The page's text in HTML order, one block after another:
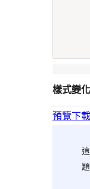
樣式變
預覽下載